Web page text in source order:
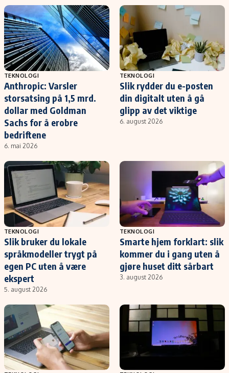
TEKNOLOGI
Anthropic: Varsler
storsatsing på 1,5 mrd.
dollar med Goldman
Sachs for å erobre
bedriftene
6. mai 2026
TEKNOLOGI
Slik rydder du e-posten
din digitalt uten å gå
glipp av det viktige
6. august 2026
TEKNOLOGI
Slik bruker du lokale
språkmodeller trygt på
egen PC uten å være
ekspert
5. august 2026
TEKNOLOGI
Smarte hjem forklart: slik
kommer du i gang uten å
gjøre huset ditt sårbart
3. august 2026